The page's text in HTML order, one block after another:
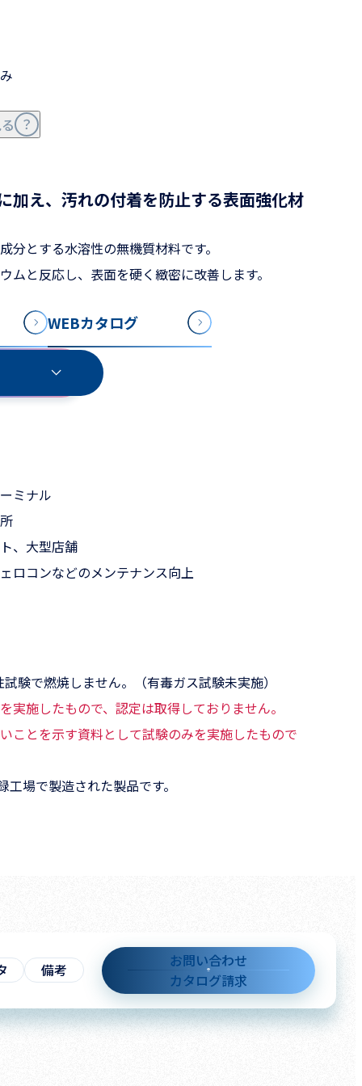
加え、汚れの付着を防止する表面強化材
分とする水溶性の無機質材料です。
ムと反応し、表面を硬く緻密に改善します。
WEBカタログ
ミナル
、大型店舗
ロコンなどのメンテナンス向上
験で燃焼しません。（有毒ガス試験未実施）
実施したもので、認定は取得しておりません。
ことを示す資料として試験のみを実施したもので
場で製造された製品です。
備考
お問い合わせ
カタログ請求